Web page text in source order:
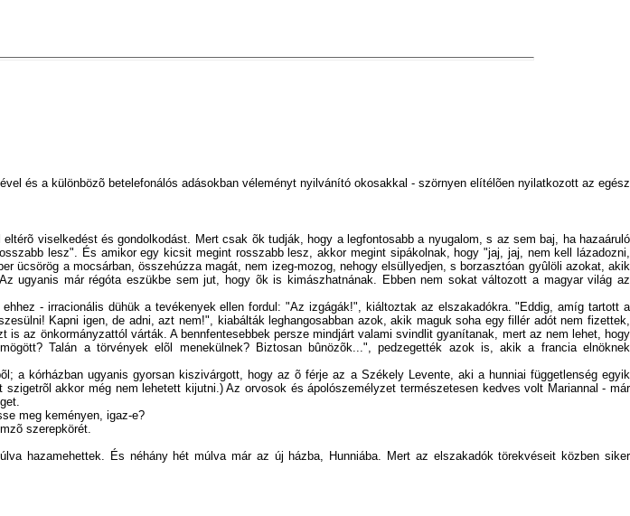
és a különbözõ betelefonálós adásokban véleményt nyilvánító okosakkal - szörnyen elítélõen nyilatkozott az egész
viselkedést és gondolkodást. Mert csak õk tudják, hogy a legfontosabb a nyugalom, s az sem baj, ha hazaáruló
lesz". És amikor egy kicsit megint rosszabb lesz, akkor megint sipákolnak, hogy "jaj, jaj, nem kell lázadozni,
ücsörög a mocsárban, összehúzza magát, nem izeg-mozog, nehogy elsüllyedjen, s borzasztóan gyûlöli azokat, akik
ugyanis már régóta eszükbe sem jut, hogy õk is kimászhatnának. Ebben nem sokat változott a magyar világ az
- irracionális dühük a tevékenyek ellen fordul: "Az izgágák!", kiáltoztak az elszakadókra. "Eddig, amíg tartott a
Kapni igen, de adni, azt nem!", kiabálták leghangosabban azok, akik maguk soha egy fillér adót nem fizettek,
az önkormányzattól várták. A bennfentesebbek persze mindjárt valami svindlit gyanítanak, mert az nem lehet, hogy
Talán a törvények elõl menekülnek? Biztosan bûnözõk...", pedzegették azok is, akik a francia elnöknek
a kórházban ugyanis gyorsan kiszivárgott, hogy az õ férje az a Székely Levente, aki a hunniai függetlenség egyik
akkor még nem lehetett kijutni.) Az orvosok és ápolószemélyzet természetesen kedves volt Mariannal - már
meg keményen, igaz-e?
szerepkörét.
hazamehettek. És néhány hét múlva már az új házba, Hunniába. Mert az elszakadók törekvéseit közben siker